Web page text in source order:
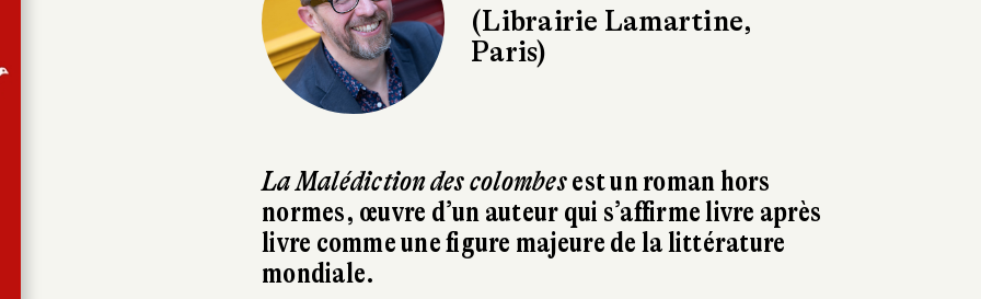
(Librairie Lamartine,
Paris)
La Malédiction des colombesest un roman hors
normes, œuvre d’un auteur qui s’affirme livre après
livre comme une figure majeure de la littérature
mondiale.